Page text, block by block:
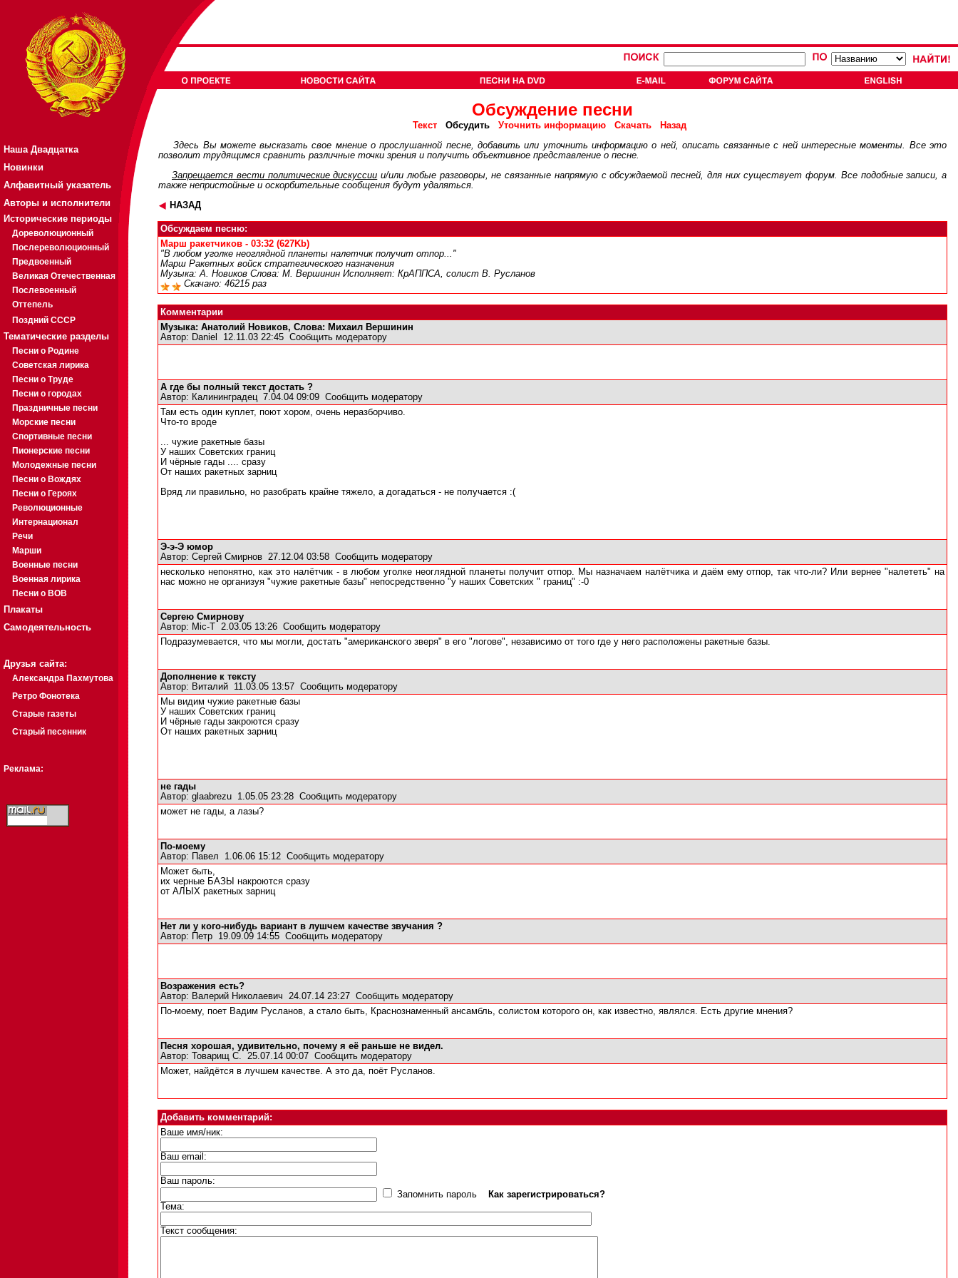
Наша Двадцатка
Новинки
Алфавитный указатель
Авторы и исполнители
Исторические периоды
Дореволюционный
Послереволюционный
Предвоенный
Великая Отечественная
Послевоенный
Оттепель
Поздний СССР
Тематические разделы
Песни о Родине
Советская лирика
Песни о Труде
Песни о городах
Праздничные песни
Морские песни
Спортивные песни
Пионерские песни
Молодежные песни
Песни о Вождях
Песни о Героях
Революционные
Интернационал
Речи
Марши
Военные песни
Военная лирика
Песни о ВОВ
Плакаты
Самодеятельность
Друзья сайта:
Александра Пахмутова
Ретро Фонотека
Старые газеты
Старый песенник
Реклама:
Обсуждение песни
Текст Обсудить Уточнить информацию Скачать
Назад
Здесь Вы можете высказать свое мнение о прослушанной песне, добавить или уточнить информацию о ней, описать связанные с ней интересные моменты. Все это
позволит трудящимся сравнить различные точки зрения и получить объективное представление о песне.
Запрещается вести политические дискуcсии и/или любые разговоры, не связанные напрямую с обсуждаемой песней, для них существует форум. Все подобные записи, а
также непристойные и оскорбительные сообщения будут удаляться.
НАЗАД
Обсуждаем песню:
Марш ракетчиков - 03:32 (627Kb)
"В любом уголке неоглядной планеты налетчик получит отпор..."
Марш Ракетных войск стратегического назначения
Музыка: А. Новиков Слова: М. Вершинин Исполняет: КрАППСА, солист В. Русланов
Скачано: 46215 раз
Комментарии
Музыка: Анатолий Новиков, Слова: Михаил Вершинин
Автор: Daniel 12.11.03 22:45 Сообщить модератору
А где бы полный текст достать ?
Автор: Калининградец7.04.04 09:09 Сообщить модератору
Там есть один куплет, поют хором, очень неразборчиво.
Что-то вроде
... чужие ракетные базы
У наших Советских границ
И чёрные гады .... сразу
От наших ракетных зарниц
Вряд ли правильно, но разобрать крайне тяжело, а догадаться - не получается :(
Э-э-Э юмор
Автор: Сергей Смирнов 27.12.04 03:58 Сообщить модератору
несколько непонятно, как это налётчик - в любом уголке неоглядной планеты получит отпор. Мы назначаем налётчика и даём ему отпор, так что-ли? Или вернее "налететь" на
нас можно не организуя "чужие ракетные базы" непосредственно "у наших Советских " границ" :-0
Сергею Смирнову
Автор: Mic-T 2.03.05 13:26 Сообщить модератору
Подразумевается, что мы могли, достать "американского зверя" в его "логове", независимо от того где у него расположены ракетные базы.
Дополнение к тексту
Автор: Виталий 11.03.05 13:57 Сообщить модератору
Мы видим чужие ракетные базы
У наших Советских границ
И чёрные гады закроются сразу
От наших ракетных зарниц
не гады
Автор: glaabrezu 1.05.05 23:28 Сообщить модератору
может не гады, а лазы?
По-моему
Автор:
Павел 1.06.06 15:12 Сообщить модератору
Может быть,
их черные БАЗЫ накроются сразу
от АЛЫХ ракетных зарниц
Нет ли у кого-нибудь вариант в лушчем качестве звучания ?
Автор:
Петр 19.09.09 14:55 Сообщить модератору
Возражения есть?
Автор: Валерий Николаевич 24.07.14 23:27 Сообщить модератору
По-моему, поет Вадим Русланов, а стало быть, Краснознаменный ансамбль, солистом которого он, как известно, являлся. Есть другие мнения?
Песня хорошая, удивительно, почему я её раньше не видел.
Автор:
Товарищ С. 25.07.14 00:07 Сообщить модератору
Может, найдётся в лучшем качестве. А это да, поёт Русланов.
Добавить комментарий:
Ваше имя/ник:
Ваш email:
Ваш пароль:
Запомнить пароль
Как зарегистрироваться?
Тема:
Текст сообщения: